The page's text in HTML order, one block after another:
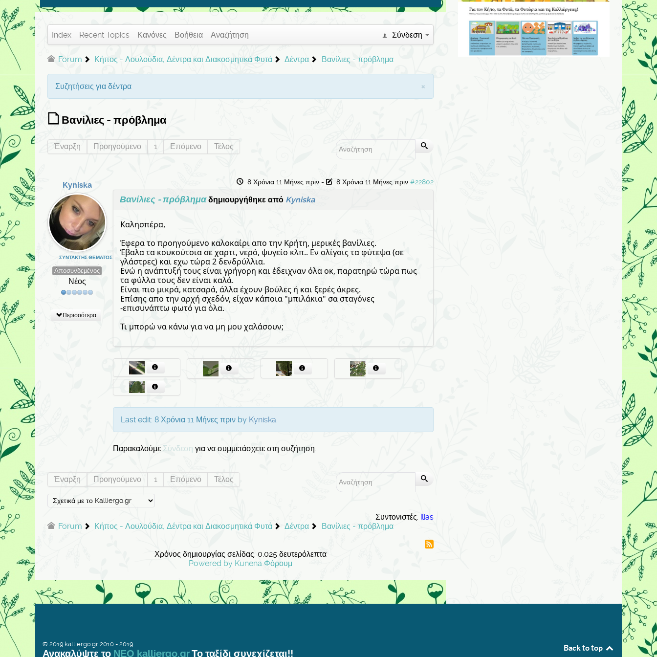
Index Recent Topics Κανόνες Βοήθεια Αναζήτηση Σύνδεση
Forum Κήπος - Λουλούδια, Δέντρα και Διακοσμητικά Φυτά Δέντρα Βανίλιες - πρόβλημα
×
Συζητήσεις για δέντρα
Βανίλιες - πρόβλημα
Έναρξη Προηγούμενο 1 Επόμενο Τέλος
Kyniska
ΣΥΝΤΆΚΤΗΣ ΘΈΜΑΤΟΣ
Αποσυνδεμένος
Νέος
Περισσότερα
8 Χρόνια 11 Μήνες πριν- 8 Χρόνια 11 Μήνες πριν #22802
Βανίλιες - πρόβλημαδημιουργήθηκε από Kyniska
Καλησπέρα,
Έφερα το προηγούμενο καλοκαίρι απο την Κρήτη, μερικές βανίλιες.
Έβαλα τα κουκούτσια σε χαρτι, νερό, ψυγείο κλπ.. Εν ολίγοις τα φύτεψα (σε
γλάστρες) και εχω τώρα 2 δενδρύλλια.
Ενώ η ανάπτυξή τους είναι γρήγορη και έδειχναν όλα οκ, παρατηρώ τώρα πως
τα φύλλα τους δεν είναι καλά.
Είναι πιο μικρά, κατσαρά, άλλα έχουν βούλες ή και ξερές άκρες.
Επίσης απο την αρχή σχεδόν, είχαν κάποια "μπιλάκια" σα σταγόνες
-επισυνάπτω φωτό για όλα.
Τι μπορώ να κάνω για να μη μου χαλάσουν;
Last edit: 8 Χρόνια 11 Μήνες πριν by Kyniska.
Παρακαλούμε Σύνδεση για να συμμετάσχετε στη συζήτηση.
Έναρξη Προηγούμενο 1 Επόμενο Τέλος
Συντονιστές: ilias
Forum
Κήπος - Λουλούδια, Δέντρα και Διακοσμητικά Φυτά Δέντρα Βανίλιες - πρόβλημα
Χρόνος δημιουργίας σελίδας: 0.025 δευτερόλεπτα
Powered by Kunena Φόρουμ
© 2019.kalliergo.gr 2010 - 2019
Ανακαλύψτε το ΝΕΟ kalliergo.grΤο ταξίδι συνεχίζεται!!
Back to top